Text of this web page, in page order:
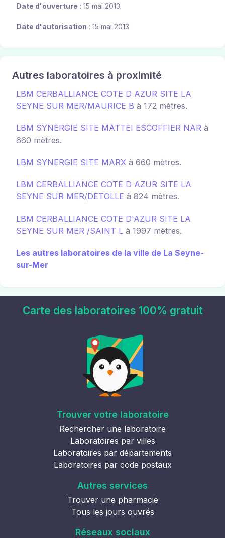
Date d'ouverture : 15 mai 2013
Date d'autorisation : 15 mai 2013
Autres laboratoires à proximité
LBM CERBALLIANCE COTE D AZUR SITE LA
SEYNE SUR MER/MAURICE B à 172 mètres.
LBM SYNERGIE SITE MATTEI ESCOFFIER NAR à
660 mètres.
LBM SYNERGIE SITE MARX à 660 mètres.
LBM CERBALLIANCE COTE D AZUR SITE LA
SEYNE SUR MER/DETOLLE à 824 mètres.
LBM CERBALLIANCE COTE D'AZUR SITE LA
SEYNE SUR MER /SAINT L à 1997 mètres.
Les autres laboratoires de la ville de La Seyne-
sur-Mer
Carte des laboratoires 100% gratuit
Trouver votre laboratoire
Rechercher une laboratoire
Laboratoires par villes
Laboratoires par départements
Laboratoires par code postaux
Autres services
Trouver une pharmacie
Tous les jours ouvrés
Réseaux sociaux